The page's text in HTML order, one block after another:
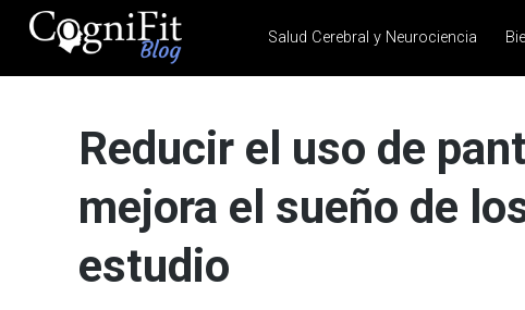
CogniFit
Health
Brain Training, Mental
Health, and Wellness
Salud Cerebral y Neurociencia
Reducir el uso de
mejora el sueño de
estudio